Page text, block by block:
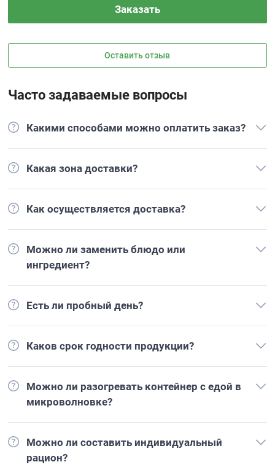
Заказать
Оставить отзыв
Часто задаваемые вопросы
Какими способами можно оплатить заказ?
Какая зона доставки?
Как осуществляется доставка?
Можно ли заменить блюдо или
ингредиент?
Есть ли пробный день?
Каков срок годности продукции?
Можно ли разогревать контейнер с едой в
микроволновке?
Можно ли составить индивидуальный
рацион?